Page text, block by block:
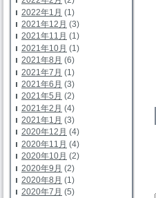
2022年1月 (1)
2021年12月 (3)
2021年11月 (1)
2021年10月 (1)
2021年8月 (6)
2021年7月 (1)
2021年6月 (3)
2021年5月 (2)
2021年2月 (4)
2021年1月 (3)
2020年12月 (4)
2020年11月 (4)
2020年10月 (2)
2020年9月 (2)
2020年8月 (1)
2020年7月 (5)